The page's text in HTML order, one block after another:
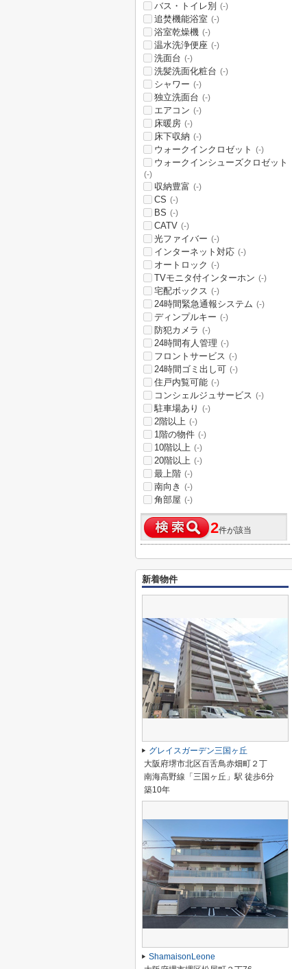
バス・トイレ別 (-)
追焚機能浴室 (-)
浴室乾燥機 (-)
温水洗浄便座 (-)
洗面台 (-)
洗髪洗面化粧台 (-)
シャワー (-)
独立洗面台 (-)
エアコン (-)
床暖房 (-)
床下収納 (-)
ウォークインクロゼット (-)
ウォークインシューズクロゼット
(-)
収納豊富 (-)
CS (-)
BS (-)
CATV (-)
光ファイバー (-)
インターネット対応 (-)
オートロック (-)
TVモニタ付インターホン (-)
宅配ボックス (-)
24時間緊急通報システム (-)
ディンプルキー (-)
防犯カメラ (-)
24時間有人管理 (-)
フロントサービス (-)
24時間ゴミ出し可 (-)
住戸内覧可能 (-)
コンシェルジュサービス (-)
駐車場あり (-)
2階以上 (-)
1階の物件 (-)
10階以上 (-)
20階以上 (-)
最上階 (-)
南向き (-)
角部屋 (-)
2件が該当
新着物件
グレイスガーデン三国ヶ丘
大阪府堺市北区百舌鳥赤畑町２丁
南海高野線「三国ヶ丘」駅 徒歩6分
築10年
ShamaisonLeone